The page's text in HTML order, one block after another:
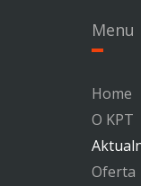
Menu
Home
O KPT
Oferta